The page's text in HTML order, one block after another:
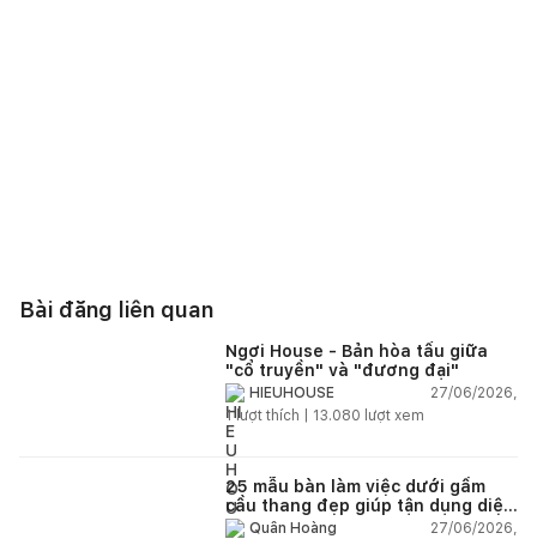
Bài đăng liên quan
Ngơi House - Bản hòa tấu giữa
"cổ truyền" và "đương đại"
HIEUHOUSE
27/06/2026,
1lượt thích | 13.080 lượt xem
25 mẫu bàn làm việc dưới gầm
cầu thang đẹp giúp tận dụng diện
tích tưởng chừng bị bỏ quên
Quân Hoàng
27/06/2026,